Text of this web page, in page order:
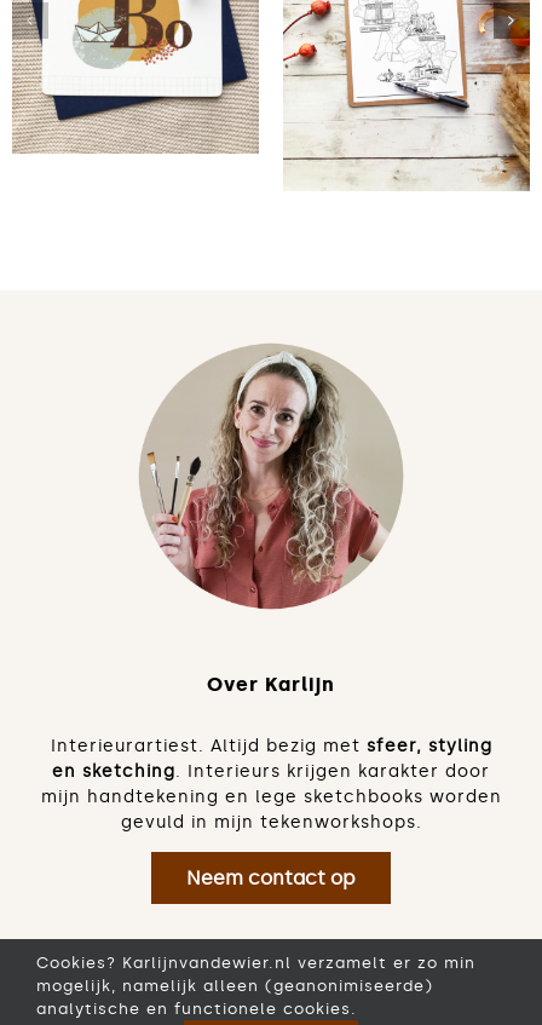
geboortekaartjepersoonlijke
elementen
voor Sandra
& Luc
Over Karlijn
Interieurartiest. Altijd bezig met sfeer, styling
en sketching. Interieurs krijgen karakter door
mijn handtekening en lege sketchbooks worden
gevuld in mijn tekenworkshops.
Neem contact op
Cookies? Karlijnvandewier.nl verzamelt er zo min
mogelijk, namelijk alleen (geanonimiseerde)
analytische en functionele cookies.